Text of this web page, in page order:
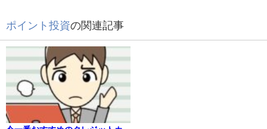
ポイント投資の関連記事